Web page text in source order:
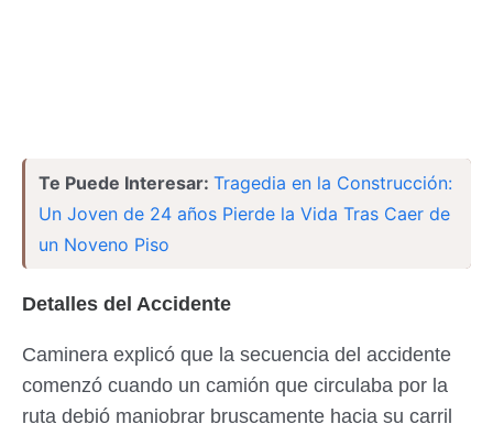
Te Puede Interesar: Tragedia en la Construcción:
Un Joven de 24 años Pierde la Vida Tras Caer de
un Noveno Piso
Detalles del Accidente
Caminera explicó que la secuencia del accidente
comenzó cuando un camión que circulaba por la
ruta debió maniobrar bruscamente hacia su carril